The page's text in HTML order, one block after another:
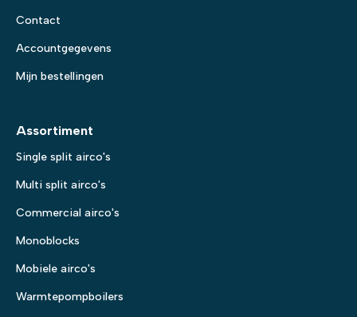
Contact
Accountgegevens
Mijn bestellingen
Assortiment
Single split airco's
Multi split airco's
Commercial airco's
Monoblocks
Mobiele airco's
Warmtepompboilers